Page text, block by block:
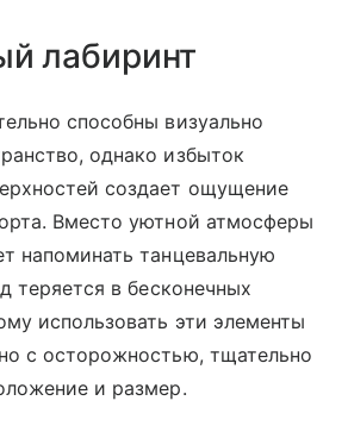
лабиринт
способны визуально
однако избыток
создает ощущение
Вместо уютной атмосферы
напоминать танцевальную
теряется в бесконечных
использовать эти элементы
с осторожностью, тщательно
и размер.